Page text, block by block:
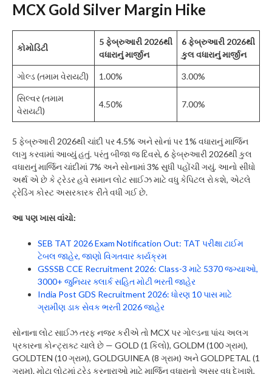
MCX Gold Silver Margin Hike
કોમોડિટી
5 ફેબ્રુઆરી 2026થી
વધારાનું માર્જીન
6 ફેબ્રુઆરી 2026થી
કુલ વધારાનું માર્જીન
ગોલ્ડ (તમામ વેરાયટી) 1.00% 3.00%
સિલ્વર (તમામ
વેરાયટી)
4.50% 7.00%
5 ફેબ્રુઆરી 2026થી ચાંદી પર 4.5% અને સોનાં પર 1% વધારાનું માર્જિન
લાગુ કરવામાં આવ્યું હતું. પરંતુ બીજા જ દિવસે, 6 ફેબ્રુઆરી 2026થી કુલ
વધારાનું માર્જિન ચાંદીમાં 7% અને સોનામાં 3% સુધી પહોંચી ગયું. આનો સીધો
અર્થ એ છે કે ટ્રેડર હવે સમાન લોટ સાઈઝ માટે વધુ કેપિટલ રોકશે, એટલે
ટ્રેડિંગ કોસ્ટ અસરકારક રીતે વધી ગઈ છે.
આ પણ ખાસ વાંચો:
SEB TAT 2026 Exam Notification Out: TAT પરીક્ષા ટાઈમ
ટેબલ જાહેર, જાણો વિગતવાર કાર્યક્રમ
GSSSB CCE Recruitment 2026: Class-3 માટે 5370 જગ્યાઓ,
3000+ જુનિયર ક્લાર્ક સહિત મોટી ભરતી જાહેર
India Post GDS Recruitment 2026: ધોરણ 10 પાસ માટે
ગ્રામીણ ડાક સેવક ભરતી 2026 જાહેર
સોનાના લોટ સાઈઝ તરફ નજર કરીએ તો MCX પર ગોલ્ડના પાંચ અલગ
પ્રકારના કોન્ટ્રાક્ટ ચાલે છે — GOLD (1 કિલો), GOLDM (100 ગ્રામ),
GOLDTEN (10 ગ્રામ), GOLDGUINEA (8 ગ્રામ) અને GOLDPETAL (1
ગ્રામ). મોટા લોટમાં ટ્રેડ કરનારાઓ માટે માર્જિન વધારાનો અસર વધુ દેખાશે,